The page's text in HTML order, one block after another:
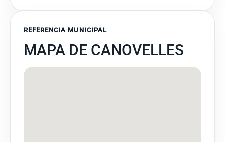
REFERENCIA MUNICIPAL
MAPA DE CANOVELLES